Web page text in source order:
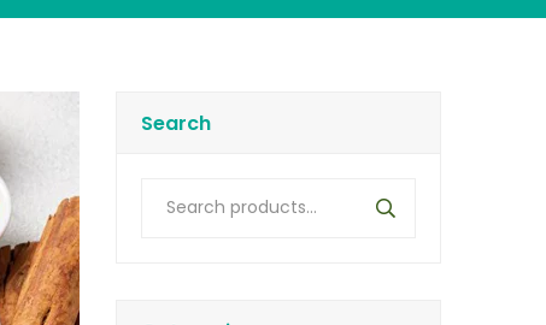
Search